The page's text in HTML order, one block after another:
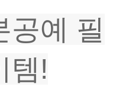
공예 필
템!